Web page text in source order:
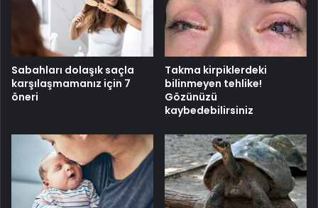
Sabahları dolaşık saçla
karşılaşmamanız için 7
öneri
Takma kirpiklerdeki
bilinmeyen tehlike!
Gözünüzü
kaybedebilirsiniz